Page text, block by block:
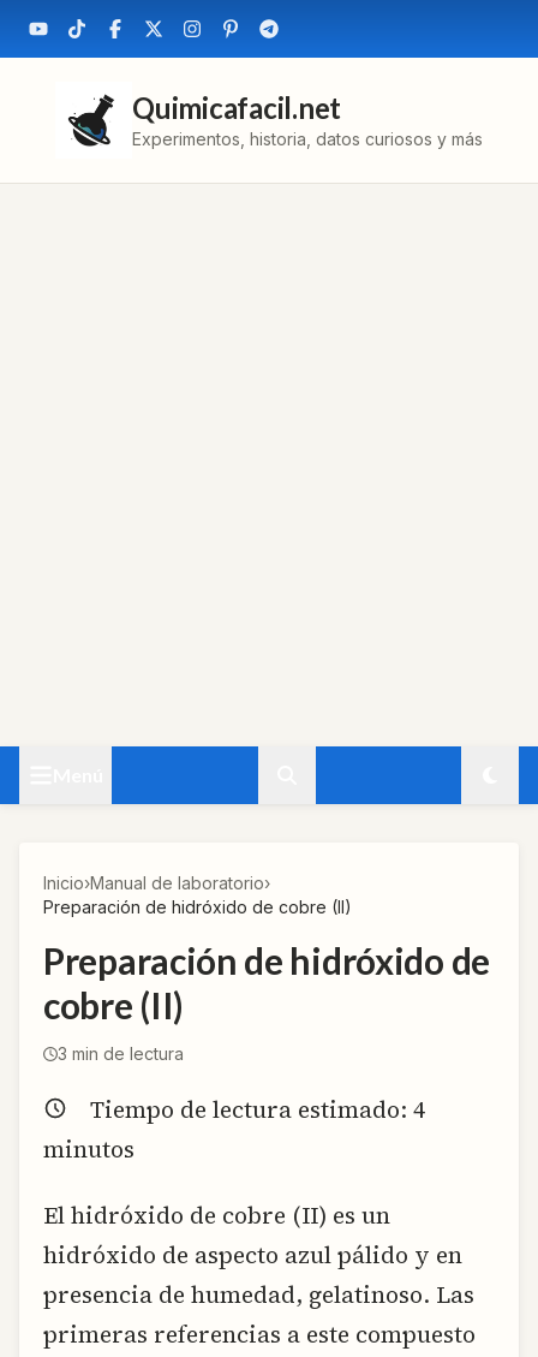
Quimicafacil.net
Experimentos, historia, datos curiosos y más
Inicio›Manual de laboratorio›
Preparación de hidróxido de cobre (II)
Preparación de hidróxido de
cobre (II)
3 min de lectura
Tiempo de lectura estimado: 4
minutos
El hidróxido de cobre (II) es un
hidróxido de aspecto azul pálido y en
presencia de humedad, gelatinoso. Las
primeras referencias a este compuesto